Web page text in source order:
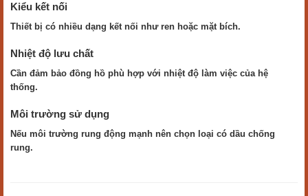
Kiểu kết nối
Thiết bị có nhiều dạng kết nối như ren hoặc mặt bích.
Nhiệt độ lưu chất
Cần đảm bảo đồng hồ phù hợp với nhiệt độ làm việc của hệ
thống.
Môi trường sử dụng
Nếu môi trường rung động mạnh nên chọn loại có dầu chống
rung.